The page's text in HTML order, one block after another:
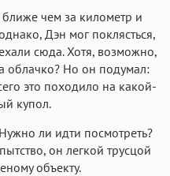
чем за километр и
Дэн мог поклясться,
сюда. Хотя, возможно,
облачко? Но он подумал:
это походило на какой-
купол.
ли идти посмотреть?
он легкой трусцой
объекту.